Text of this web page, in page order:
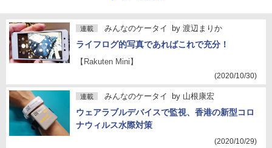
連載 みんなのケータイ by 渡辺まりか
ライフログ的写真であればこれで充分！
【Rakuten Mini】
(2020/10/30)
連載 みんなのケータイ by 山根康宏
ウェアラブルデバイスで監視、香港の新型コロ
ナウィルス水際対策
(2020/10/29)